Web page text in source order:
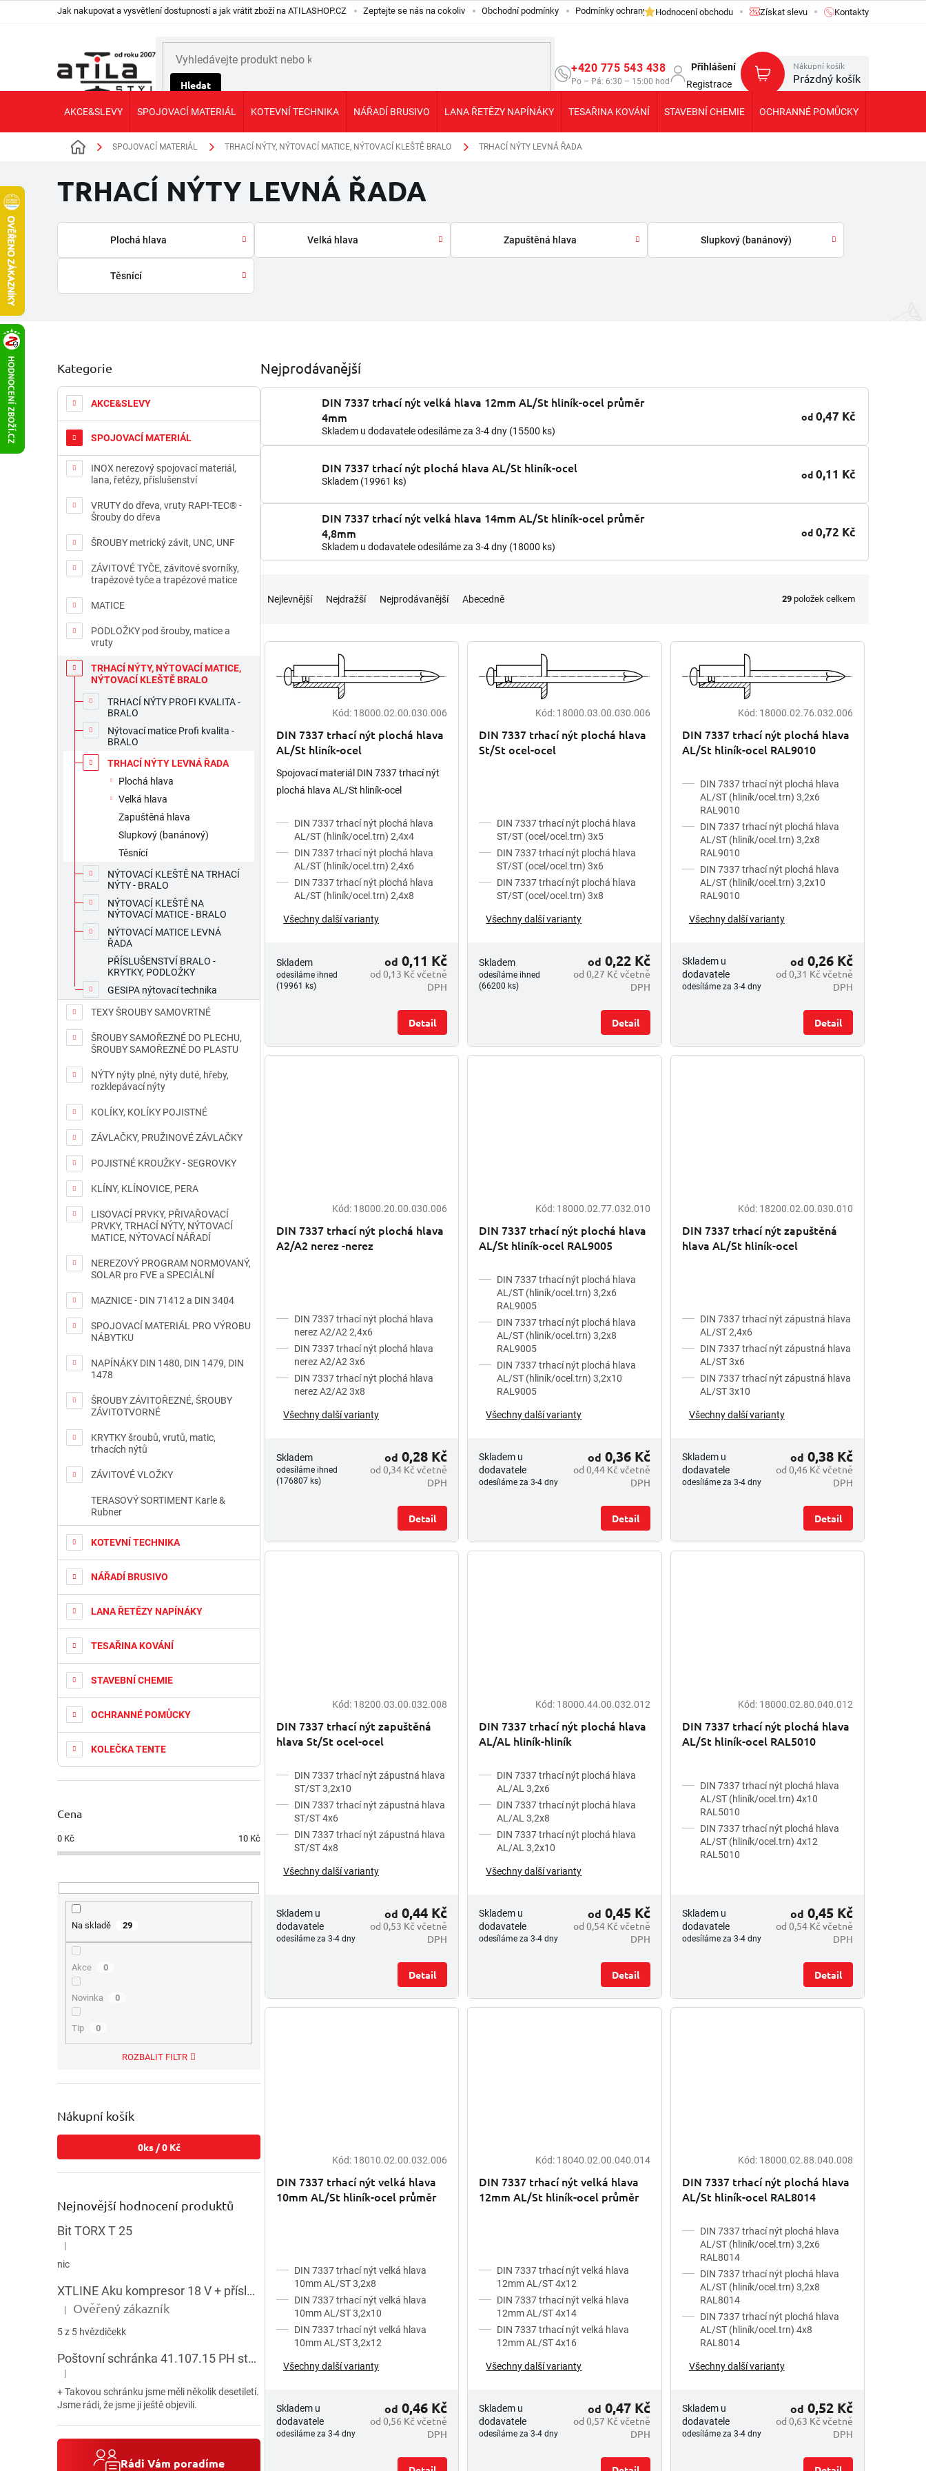
Jak nakupovat a vysvětlení dostupností a jak vrátit zboží na ATILASHOP.CZ Zeptejte se nás na cokoliv Obchodní podmínky Podmínky ochrany osobních údajů GDPR
Hodnocení obchodu Získat slevu Kontakty
Hledat
+420 775 543 438
Po – Pá: 6:30 – 15:00 hod
Přihlášení
Registrace
Nákupní košík
Prázdný košík
AKCE&SLEVY SPOJOVACÍ MATERIÁL KOTEVNÍ TECHNIKA NÁŘADÍ BRUSIVO LANA ŘETĚZY NAPÍNÁKY TESAŘINA KOVÁNÍ STAVEBNÍ CHEMIE OCHRANNÉ POMŮCKY
Domů SPOJOVACÍ MATERIÁL TRHACÍ NÝTY, NÝTOVACÍ MATICE, NÝTOVACÍ KLEŠTĚ BRALO TRHACÍ NÝTY LEVNÁ ŘADA
TRHACÍ NÝTY LEVNÁ ŘADA
Plochá hlava Velká hlava Zapuštěná hlava Slupkový (banánový)
Těsnící
o
s
r
Přeskočit
kategorie
Kategorie
AKCE&SLEVY
SPOJOVACÍ MATERIÁL
INOX nerezový spojovací materiál,
lana, řetězy, příslušenství
VRUTY do dřeva, vruty RAPI-TEC® -
Šrouby do dřeva
ŠROUBY metrický závit, UNC, UNF
ZÁVITOVÉ TYČE, závitové svorníky,
trapézové tyče a trapézové matice
MATICE
PODLOŽKY pod šrouby, matice a
vruty
TRHACÍ NÝTY, NÝTOVACÍ MATICE,
NÝTOVACÍ KLEŠTĚ BRALO
TRHACÍ NÝTY PROFI KVALITA -
BRALO
Nýtovací matice Profi kvalita -
BRALO
TRHACÍ NÝTY LEVNÁ ŘADA
Plochá hlava
Velká hlava
Zapuštěná hlava
Slupkový (banánový)
Těsnící
NÝTOVACÍ KLEŠTĚ NA TRHACÍ
NÝTY - BRALO
NÝTOVACÍ KLEŠTĚ NA
NÝTOVACÍ MATICE - BRALO
NÝTOVACÍ MATICE LEVNÁ
ŘADA
PŘÍSLUŠENSTVÍ BRALO -
KRYTKY, PODLOŽKY
GESIPA nýtovací technika
TEXY ŠROUBY SAMOVRTNÉ
ŠROUBY SAMOŘEZNÉ DO PLECHU,
ŠROUBY SAMOŘEZNÉ DO PLASTU
NÝTY nýty plné, nýty duté, hřeby,
rozklepávací nýty
KOLÍKY, KOLÍKY POJISTNÉ
ZÁVLAČKY, PRUŽINOVÉ ZÁVLAČKY
POJISTNÉ KROUŽKY - SEGROVKY
KLÍNY, KLÍNOVICE, PERA
LISOVACÍ PRVKY, PŘIVAŘOVACÍ
PRVKY, TRHACÍ NÝTY, NÝTOVACÍ
MATICE, NÝTOVACÍ NÁŘADÍ
NEREZOVÝ PROGRAM NORMOVANÝ,
SOLAR pro FVE a SPECIÁLNÍ
MAZNICE - DIN 71412 a DIN 3404
SPOJOVACÍ MATERIÁL PRO VÝROBU
NÁBYTKU
NAPÍNÁKY DIN 1480, DIN 1479, DIN
1478
ŠROUBY ZÁVITOŘEZNÉ, ŠROUBY
ZÁVITOTVORNÉ
KRYTKY šroubů, vrutů, matic,
trhacích nýtů
ZÁVITOVÉ VLOŽKY
TERASOVÝ SORTIMENT Karle &
Rubner
KOTEVNÍ TECHNIKA
NÁŘADÍ BRUSIVO
LANA ŘETĚZY NAPÍNÁKY
TESAŘINA KOVÁNÍ
STAVEBNÍ CHEMIE
OCHRANNÉ POMŮCKY
KOLEČKA TENTE
Cena
0 Kč 10 Kč
Na skladě 29
Akce 0
Novinka 0
Tip 0
ROZBALIT FILTR
Nákupní košík
0ks /0 Kč
Nejnovější hodnocení produktů
Bit TORX T 25
Hodnocení produktu je 5 z 5 hvězdiček.
|
nic
XTLINE Aku kompresor 18 V + příslušenství
Hodnocení produktu je 5 z 5 hvězdiček.
| Ověřený zákazník
5 z 5 hvězdičekk
Poštovní schránka 41.107.15 PH stojatá HNĚDÁ
Hodnocení produktu je 5 z 5 hvězdiček.
|
+ Takovou schránku jsme měli několik desetiletí.
Jsme rádi, že jsme ji ještě objevili.
Rádi Vám poradíme
Nejprodávanější
DIN 7337 trhací nýt velká hlava 12mm AL/St hliník-ocel průměr
4mm
Skladem u dodavatele odesíláme za 3-4 dny (15500 ks)
od 0,47 Kč
DIN 7337 trhací nýt plochá hlava AL/St hliník-ocel
Skladem (19961 ks)
od 0,11 Kč
DIN 7337 trhací nýt velká hlava 14mm AL/St hliník-ocel průměr
4,8mm
Skladem u dodavatele odesíláme za 3-4 dny (18000 ks)
od 0,72 Kč
n
Nejlevnější Nejdražší Nejprodávanější Abecedně 29 položek celkem
V
Kód: 18000.02.00.030.006
DIN 7337 trhací nýt plochá hlava
AL/St hliník-ocel
Spojovací materiál DIN 7337 trhací nýt
plochá hlava AL/St hliník-ocel
DIN 7337 trhací nýt plochá hlava
AL/ST (hliník/ocel.trn) 2,4x4
DIN 7337 trhací nýt plochá hlava
AL/ST (hliník/ocel.trn) 2,4x6
DIN 7337 trhací nýt plochá hlava
AL/ST (hliník/ocel.trn) 2,4x8
Všechny další varianty
Skladem
odesíláme ihned
(19961 ks)
od 0,13 Kč včetně
DPH
od 0,11 Kč
Detail
Kód: 18000.03.00.030.006
DIN 7337 trhací nýt plochá hlava
St/St ocel-ocel
DIN 7337 trhací nýt plochá hlava
ST/ST (ocel/ocel.trn) 3x5
DIN 7337 trhací nýt plochá hlava
ST/ST (ocel/ocel.trn) 3x6
DIN 7337 trhací nýt plochá hlava
ST/ST (ocel/ocel.trn) 3x8
Všechny další varianty
Skladem
odesíláme ihned
(66200 ks)
od 0,27 Kč včetně
DPH
od 0,22 Kč
Detail
Kód: 18000.02.76.032.006
DIN 7337 trhací nýt plochá hlava
AL/St hliník-ocel RAL9010
DIN 7337 trhací nýt plochá hlava
AL/ST (hliník/ocel.trn) 3,2x6
RAL9010
DIN 7337 trhací nýt plochá hlava
AL/ST (hliník/ocel.trn) 3,2x8
RAL9010
DIN 7337 trhací nýt plochá hlava
AL/ST (hliník/ocel.trn) 3,2x10
RAL9010
Všechny další varianty
Skladem u
dodavatele
odesíláme za 3-4 dny
od 0,31 Kč včetně
DPH
od 0,26 Kč
Detail
Kód: 18000.20.00.030.006
DIN 7337 trhací nýt plochá hlava
A2/A2 nerez -nerez
DIN 7337 trhací nýt plochá hlava
nerez A2/A2 2,4x6
DIN 7337 trhací nýt plochá hlava
nerez A2/A2 3x6
DIN 7337 trhací nýt plochá hlava
nerez A2/A2 3x8
Všechny další varianty
Skladem
odesíláme ihned
(176807 ks)
od 0,34 Kč včetně
DPH
od 0,28 Kč
Detail
Kód: 18000.02.77.032.010
DIN 7337 trhací nýt plochá hlava
AL/St hliník-ocel RAL9005
DIN 7337 trhací nýt plochá hlava
AL/ST (hliník/ocel.trn) 3,2x6
RAL9005
DIN 7337 trhací nýt plochá hlava
AL/ST (hliník/ocel.trn) 3,2x8
RAL9005
DIN 7337 trhací nýt plochá hlava
AL/ST (hliník/ocel.trn) 3,2x10
RAL9005
Všechny další varianty
Skladem u
dodavatele
odesíláme za 3-4 dny
od 0,44 Kč včetně
DPH
od 0,36 Kč
Detail
Kód: 18200.02.00.030.010
DIN 7337 trhací nýt zapuštěná
hlava AL/St hliník-ocel
DIN 7337 trhací nýt zápustná hlava
AL/ST 2,4x6
DIN 7337 trhací nýt zápustná hlava
AL/ST 3x6
DIN 7337 trhací nýt zápustná hlava
AL/ST 3x10
Všechny další varianty
Skladem u
dodavatele
odesíláme za 3-4 dny
od 0,46 Kč včetně
DPH
od 0,38 Kč
Detail
Kód: 18200.03.00.032.008
DIN 7337 trhací nýt zapuštěná
hlava St/St ocel-ocel
DIN 7337 trhací nýt zápustná hlava
ST/ST 3,2x10
DIN 7337 trhací nýt zápustná hlava
ST/ST 4x6
DIN 7337 trhací nýt zápustná hlava
ST/ST 4x8
Všechny další varianty
Skladem u
dodavatele
odesíláme za 3-4 dny
od 0,53 Kč včetně
DPH
od 0,44 Kč
Detail
Kód: 18000.44.00.032.012
DIN 7337 trhací nýt plochá hlava
AL/AL hliník-hliník
DIN 7337 trhací nýt plochá hlava
AL/AL 3,2x6
DIN 7337 trhací nýt plochá hlava
AL/AL 3,2x8
DIN 7337 trhací nýt plochá hlava
AL/AL 3,2x10
Všechny další varianty
Skladem u
dodavatele
odesíláme za 3-4 dny
od 0,54 Kč včetně
DPH
od 0,45 Kč
Detail
Kód: 18000.02.80.040.012
DIN 7337 trhací nýt plochá hlava
AL/St hliník-ocel RAL5010
DIN 7337 trhací nýt plochá hlava
AL/ST (hliník/ocel.trn) 4x10
RAL5010
DIN 7337 trhací nýt plochá hlava
AL/ST (hliník/ocel.trn) 4x12
RAL5010
Skladem u
dodavatele
odesíláme za 3-4 dny
od 0,54 Kč včetně
DPH
od 0,45 Kč
Detail
Kód: 18010.02.00.032.006
DIN 7337 trhací nýt velká hlava
10mm AL/St hliník-ocel průměr
DIN 7337 trhací nýt velká hlava
10mm AL/ST 3,2x8
DIN 7337 trhací nýt velká hlava
10mm AL/ST 3,2x10
DIN 7337 trhací nýt velká hlava
10mm AL/ST 3,2x12
Všechny další varianty
Skladem u
dodavatele
odesíláme za 3-4 dny
od 0,56 Kč včetně
DPH
od 0,46 Kč
Kód: 18040.02.00.040.014
DIN 7337 trhací nýt velká hlava
12mm AL/St hliník-ocel průměr
DIN 7337 trhací nýt velká hlava
12mm AL/ST 4x12
DIN 7337 trhací nýt velká hlava
12mm AL/ST 4x14
DIN 7337 trhací nýt velká hlava
12mm AL/ST 4x16
Všechny další varianty
Skladem u
dodavatele
odesíláme za 3-4 dny
od 0,57 Kč včetně
DPH
od 0,47 Kč
Kód: 18000.02.88.040.008
DIN 7337 trhací nýt plochá hlava
AL/St hliník-ocel RAL8014
DIN 7337 trhací nýt plochá hlava
AL/ST (hliník/ocel.trn) 3,2x6
RAL8014
DIN 7337 trhací nýt plochá hlava
AL/ST (hliník/ocel.trn) 3,2x8
RAL8014
DIN 7337 trhací nýt plochá hlava
AL/ST (hliník/ocel.trn) 4x8
RAL8014
Všechny další varianty
Skladem u
dodavatele
odesíláme za 3-4 dny
od 0,63 Kč včetně
DPH
od 0,52 Kč